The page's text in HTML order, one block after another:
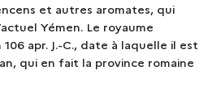
et autres aromates, qui
Yémen. Le royaume
apr. J.-C., date à laquelle il est
qui en fait la province romaine